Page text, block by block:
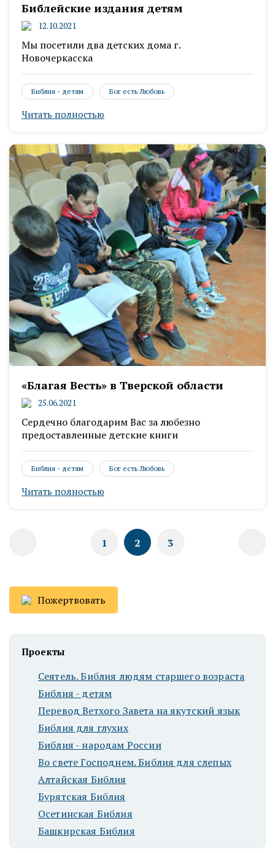
Библейские издания детям
12.10.2021
Мы посетили два детских дома г.
Новочеркасска
Библия - детям Бог есть Любовь
Читать полностью
«Благая Весть» в Тверской области
25.06.2021
Сердечно благодарим Вас за любезно
предоставленные детские книги
Библия - детям Бог есть Любовь
Читать полностью
1 2 3
Пожертвовать
Проекты
Сеятель. Библия людям старшего возраста
Библия - детям
Перевод Ветхого Завета на якутский язык
Библия для глухих
Библия - народам России
Во свете Господнем. Библия для слепых
Алтайская Библия
Бурятская Библия
Осетинская Библия
Башкирская Библия